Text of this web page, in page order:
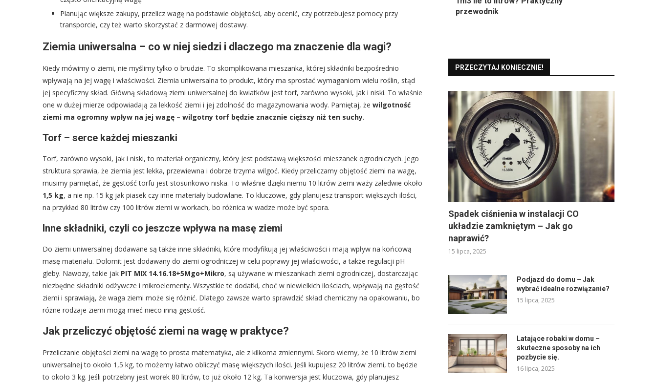
Planując większe zakupy, przelicz wagę na podstawie objętości, aby ocenić, czy potrzebujesz pomocy przy
transporcie, czy też warto skorzystać z darmowej dostawy.
Ziemia uniwersalna – co w niej siedzi i dlaczego ma znaczenie dla wagi?
Kiedy mówimy o ziemi, nie myślimy tylko o brudzie. To skomplikowana mieszanka, której składniki bezpośrednio
wpływają na jej wagę i właściwości. Ziemia uniwersalna to produkt, który ma sprostać wymaganiom wielu roślin, stąd
jej specyficzny skład. Główną składową ziemi uniwersalnej do kwiatków jest torf, zarówno wysoki, jak i niski. To właśnie
one w dużej mierze odpowiadają za lekkość ziemi i jej zdolność do magazynowania wody. Pamiętaj, że wilgotność
ziemi ma ogromny wpływ na jej wagę – wilgotny torf będzie znacznie cięższy niż ten suchy.
Torf – serce każdej mieszanki
Torf, zarówno wysoki, jak i niski, to materiał organiczny, który jest podstawą większości mieszanek ogrodniczych. Jego
struktura sprawia, że ziemia jest lekka, przewiewna i dobrze trzyma wilgoć. Kiedy przeliczamy objętość ziemi na wagę,
musimy pamiętać, że gęstość torfu jest stosunkowo niska. To właśnie dzięki niemu 10 litrów ziemi waży zaledwie około
1,5 kg, a nie np. 15 kg jak piasek czy inne materiały budowlane. To kluczowe, gdy planujesz transport większych ilości,
na przykład 80 litrów czy 100 litrów ziemi w workach, bo różnica w wadze może być spora.
Inne składniki, czyli co jeszcze wpływa na masę ziemi
Do ziemi uniwersalnej dodawane są także inne składniki, które modyfikują jej właściwości i mają wpływ na końcową
masę materiału. Dolomit jest dodawany do ziemi ogrodniczej w celu poprawy jej właściwości, a także regulacji pH
gleby. Nawozy, takie jak PIT MIX 14.16.18+5Mgo+Mikro, są używane w mieszankach ziemi ogrodniczej, dostarczając
niezbędne składniki odżywcze i mikroelementy. Wszystkie te dodatki, choć w niewielkich ilościach, wpływają na gęstość
ziemi i sprawiają, że waga ziemi może się różnić. Dlatego zawsze warto sprawdzić skład chemiczny na opakowaniu, bo
różne rodzaje ziemi mogą mieć nieco inną gęstość.
Jak przeliczyć objętość ziemi na wagę w praktyce?
Przeliczanie objętości ziemi na wagę to prosta matematyka, ale z kilkoma zmiennymi. Skoro wiemy, że 10 litrów ziemi
uniwersalnej to około 1,5 kg, to możemy łatwo obliczyć masę większych ilości. Jeśli kupujesz 20 litrów ziemi, to będzie
to około 3 kg. Jeśli potrzebny jest worek 80 litrów, to już około 12 kg. Ta konwersja jest kluczowa, gdy planujesz
przewodnik
PRZECZYTAJ KONIECZNIE!
Spadek ciśnienia w instalacji CO
układzie zamkniętym – Jak go
naprawić?
15 lipca, 2025
Podjazd do domu – Jak
wybrać idealne rozwiązanie?
15 lipca, 2025
Latające robaki w domu –
skuteczne sposoby na ich
pozbycie się.
16 lipca, 2025